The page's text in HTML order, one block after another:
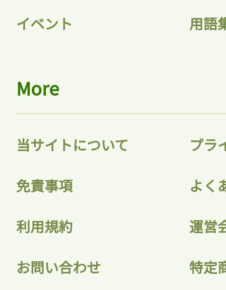
記事をお気に入りに
ログインが必
会員登録
イベント 用語
More
当サイトについて プラ
免責事項 よく
利用規約 運営
お問い合わせ 特定